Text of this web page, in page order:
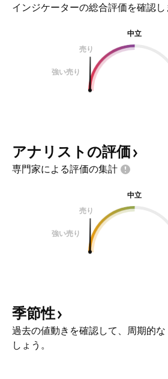
インジケーターの総合評価を確認し
中立
売り
強い売り
アナリストの評価
専門家による評価の集計
中立
売り
強い売り
季節性
過去の値動きを確認して、周期的
しょう。